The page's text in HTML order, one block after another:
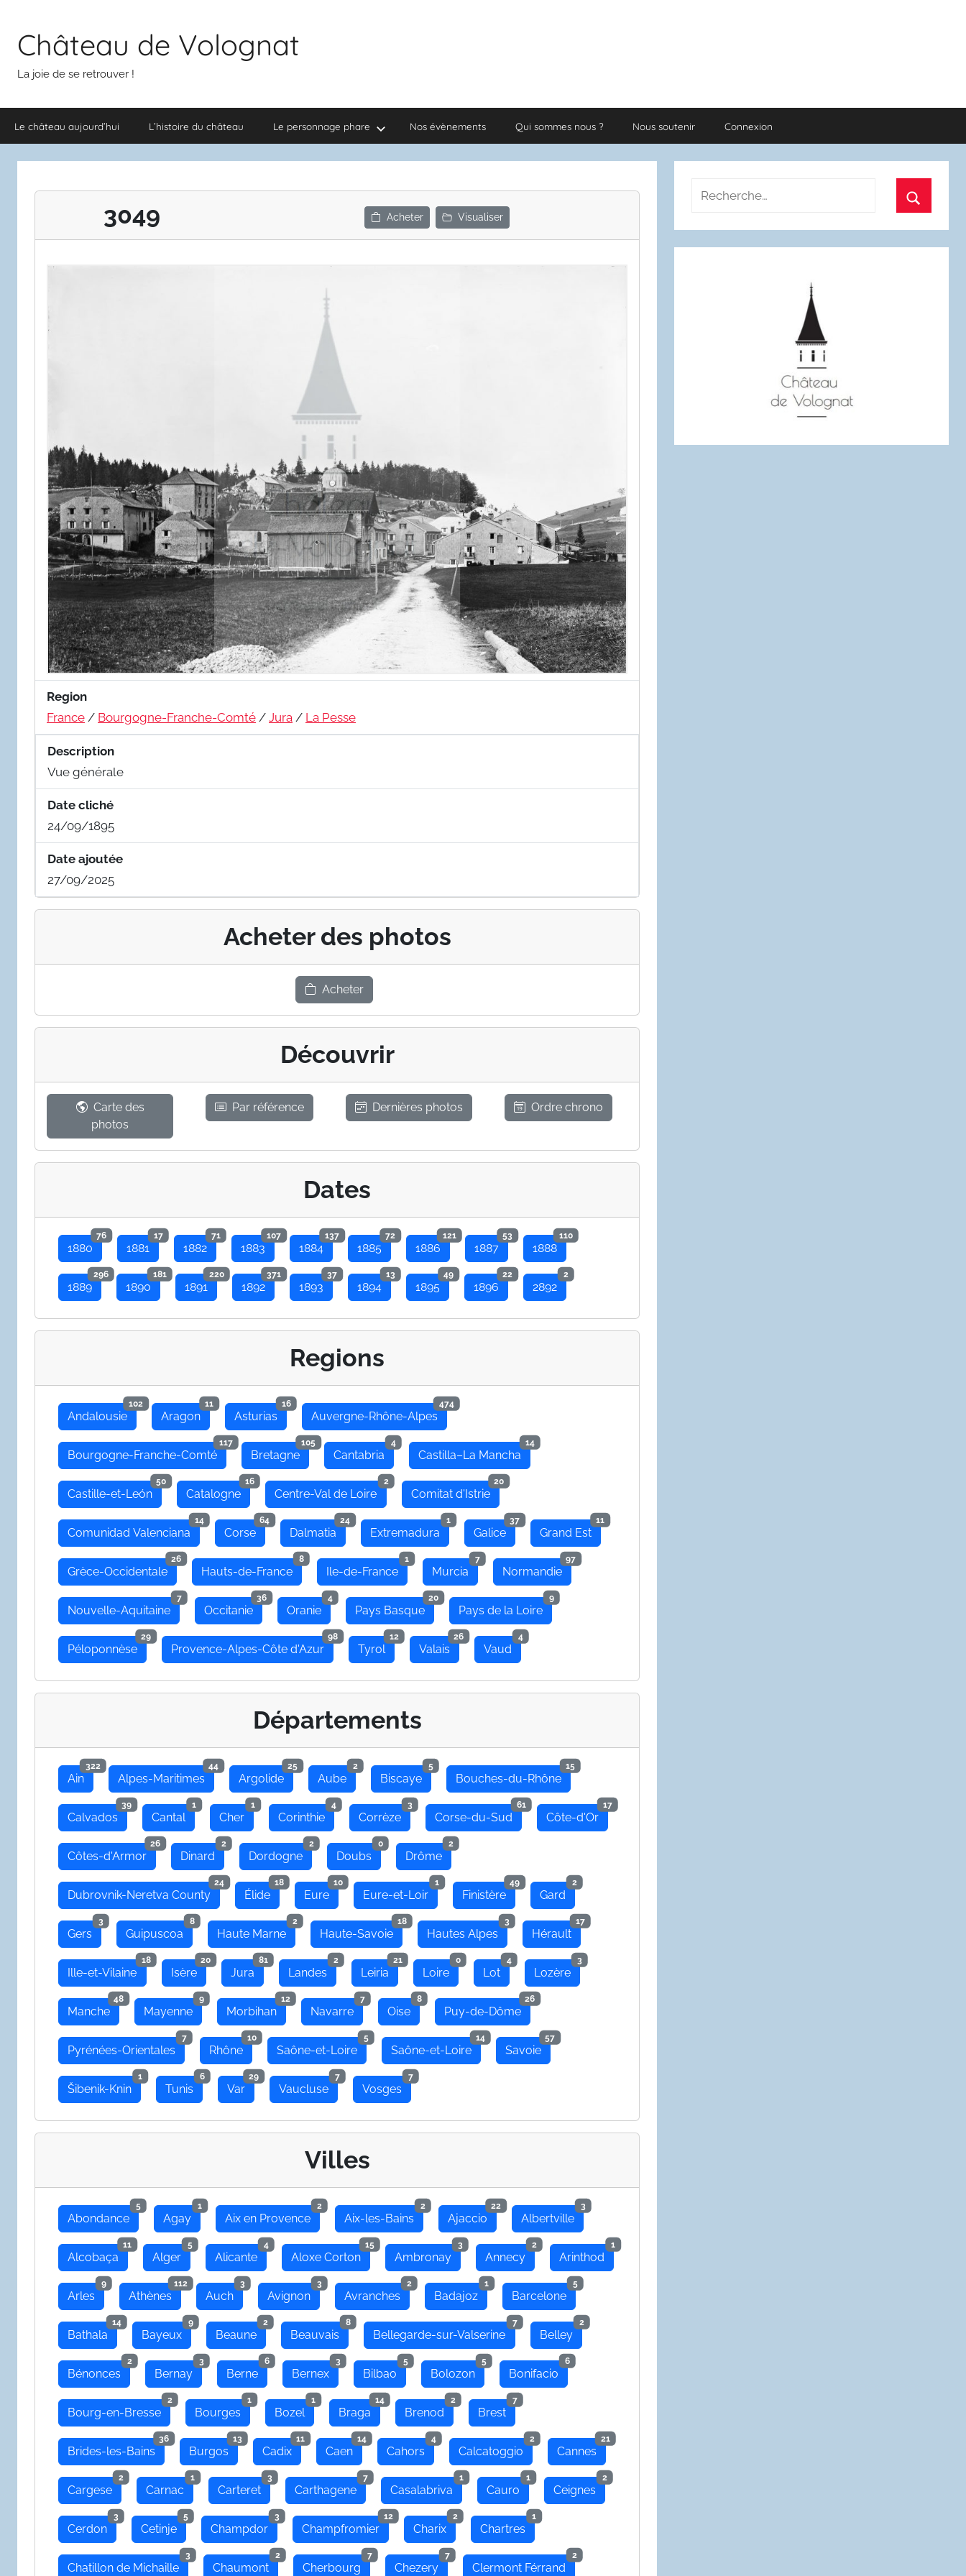
contenuChâteau de Volognat
La joie de se retrouver !
Le château aujourd’hui L’histoire du château Le personnage phare Nos évènements Qui sommes nous ? Nous soutenir Connexion
3049 Acheter Visualiser
Region
France / Bourgogne-Franche-Comté / Jura / La Pesse
Description
Vue générale
Date cliché
24/09/1895
Date ajoutée
27/09/2025
Acheter des photos
Acheter
Découvrir
Carte des
photos
Par référence Dernières photos Ordre chrono
Dates
1880
76
1881
17
1882
71
1883
107
1884
137
1885
72
1886
121
1887
53
1888
110
1889
296
1890
181
1891
220
1892
371
1893
37
1894
13
1895
49
1896
22
2892
2
Regions
Andalousie
102
Aragon
11
Asturias
16
Auvergne-Rhône-Alpes
474
Bourgogne-Franche-Comté
117
Bretagne
105
Cantabria
4
Castilla–La Mancha
14
Castille-et-León
50
Catalogne
16
Centre-Val de Loire
2
Comitat d'Istrie
20
Comunidad Valenciana
14
Corse
64
Dalmatia
24
Extremadura
1
Galice
37
Grand Est
11
Grèce-Occidentale
26
Hauts-de-France
8
Ile-de-France
1
Murcia
7
Normandie
97
Nouvelle-Aquitaine
7
Occitanie
36
Oranie
4
Pays Basque
20
Pays de la Loire
9
Péloponnèse
29
Provence-Alpes-Côte d'Azur
98
Tyrol
12
Valais
26
Vaud
4
Départements
Ain
322
Alpes-Maritimes
44
Argolide
25
Aube
2
Biscaye
5
Bouches-du-Rhône
15
Calvados
39
Cantal
1
Cher
1
Corinthie
4
Corrèze
3
Corse-du-Sud
61
Côte-d'Or
17
Côtes-d'Armor
26
Dinard
2
Dordogne
2
Doubs
0
Drôme
2
Dubrovnik-Neretva County
24
Élide
18
Eure
10
Eure-et-Loir
1
Finistère
49
Gard
2
Gers
3
Guipuscoa
8
Haute Marne
2
Haute-Savoie
18
Hautes Alpes
3
Hérault
17
Ille-et-Vilaine
18
Isère
20
Jura
81
Landes
2
Leiria
21
Loire
0
Lot
4
Lozère
3
Manche
48
Mayenne
9
Morbihan
12
Navarre
7
Oise
8
Puy-de-Dôme
26
Pyrénées-Orientales
7
Rhône
10
Saône-et-Loire
5
Saône-et-Loire
14
Savoie
57
Šibenik-Knin
1
Tunis
6
Var
29
Vaucluse
7
Vosges
7
Villes
Abondance
5
Agay
1
Aix en Provence
2
Aix-les-Bains
2
Ajaccio
22
Albertville
3
Alcobaça
11
Alger
5
Alicante
4
Aloxe Corton
15
Ambronay
3
Annecy
2
Arinthod
1
Arles
9
Athènes
112
Auch
3
Avignon
3
Avranches
2
Badajoz
1
Barcelone
5
Bathala
14
Bayeux
9
Beaune
2
Beauvais
8
Bellegarde-sur-Valserine
7
Belley
2
Bénonces
2
Bernay
3
Berne
6
Bernex
3
Bilbao
5
Bolozon
5
Bonifacio
6
Bourg-en-Bresse
2
Bourges
1
Bozel
1
Braga
14
Brenod
2
Brest
7
Brides-les-Bains
36
Burgos
13
Cadix
11
Caen
14
Cahors
4
Calcatoggio
2
Cannes
21
Cargese
2
Carnac
1
Carteret
3
Carthagene
7
Casalabriva
1
Cauro
1
Ceignes
2
Cerdon
3
Cetinje
5
Champdor
3
Champfromier
12
Charix
2
Chartres
1
Chatillon de Michaille
3
Chaumont
2
Cherbourg
7
Chezery
7
Clermont Férrand
2
Recherche
: